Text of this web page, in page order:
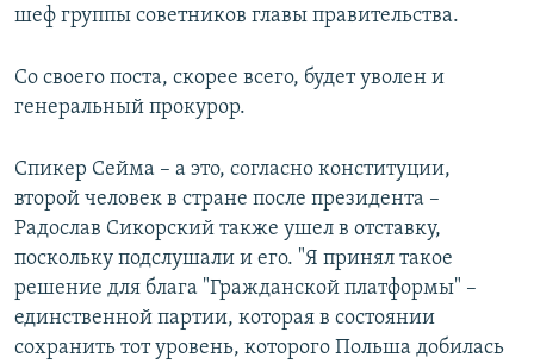
шеф группы советников главы правительства.
Со своего поста, скорее всего, будет уволен и
генеральный прокурор.
Спикер Сейма – а это, согласно конституции,
второй человек в стране после президента –
Радослав Сикорский также ушел в отставку,
поскольку подслушали и его. "Я принял такое
решение для блага "Гражданской платформы" –
единственной партии, которая в состоянии
сохранить тот уровень, которого Польша добилась
EMBED
Рассказывает корреспондент Радио Свобода Алексей Дзикавицкий
byРадио Азатутюн